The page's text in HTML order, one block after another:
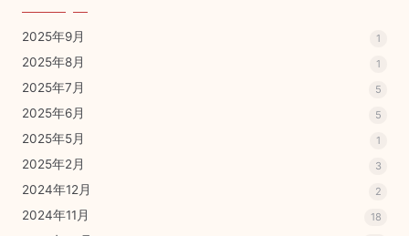
2025年9月 1
2025年8月 1
2025年7月 5
2025年6月 5
2025年5月 1
2025年2月 3
2024年12月 2
2024年11月 18